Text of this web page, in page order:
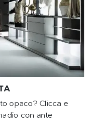
opaco? Clicca e
con ante